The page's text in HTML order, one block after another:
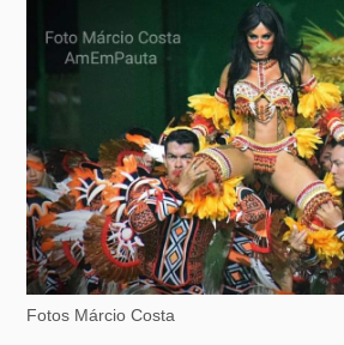
Fotos Márcio Costa